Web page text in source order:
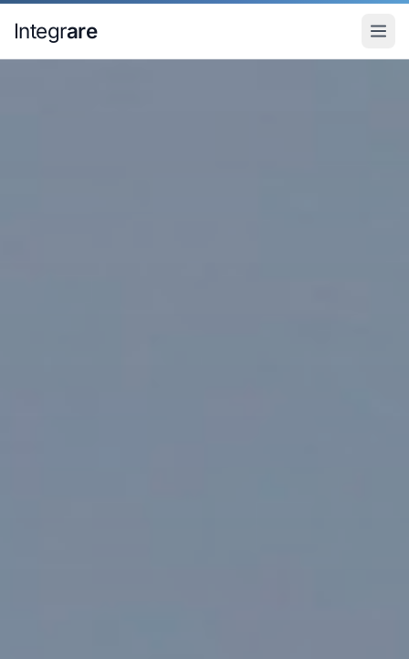
Pular para o conteudo principal
Integrare